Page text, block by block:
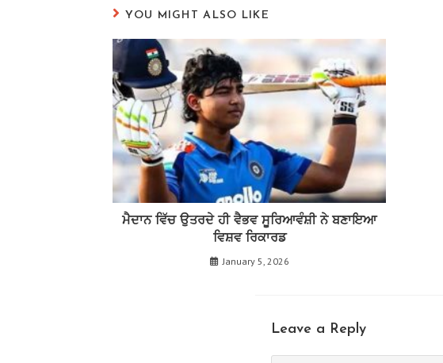
YOU MIGHT ALSO LIKE
ਮੈਦਾਨ ਵਿੱਚ ਉਤਰਦੇ ਹੀ ਵੈਭਵ ਸੂਰਿਆਵੰਸ਼ੀ ਨੇ ਬਣਾਇਆ
ਵਿਸ਼ਵ ਰਿਕਾਰਡ
January 5, 2026
Leave a Reply